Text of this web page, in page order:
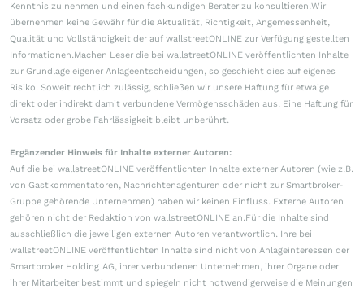
Kenntnis zu nehmen und einen fachkundigen Berater zu konsultieren.Wir
übernehmen keine Gewähr für die Aktualität, Richtigkeit, Angemessenheit,
Qualität und Vollständigkeit der auf wallstreetONLINE zur Verfügung gestellten
Informationen.Machen Leser die bei wallstreetONLINE veröffentlichten Inhalte
zur Grundlage eigener Anlageentscheidungen, so geschieht dies auf eigenes
Risiko. Soweit rechtlich zulässig, schließen wir unsere Haftung für etwaige
direkt oder indirekt damit verbundene Vermögensschäden aus. Eine Haftung für
Vorsatz oder grobe Fahrlässigkeit bleibt unberührt.
Ergänzender Hinweis für Inhalte externer Autoren:
Auf die bei wallstreetONLINE veröffentlichten Inhalte externer Autoren (wie z.B.
von Gastkommentatoren, Nachrichtenagenturen oder nicht zur Smartbroker-
Gruppe gehörende Unternehmen) haben wir keinen Einfluss. Externe Autoren
gehören nicht der Redaktion von wallstreetONLINE an.Für die Inhalte sind
ausschließlich die jeweiligen externen Autoren verantwortlich. Ihre bei
wallstreetONLINE veröffentlichten Inhalte sind nicht von Anlageinteressen der
Smartbroker Holding AG, ihrer verbundenen Unternehmen, ihrer Organe oder
ihrer Mitarbeiter bestimmt und spiegeln nicht notwendigerweise die Meinungen